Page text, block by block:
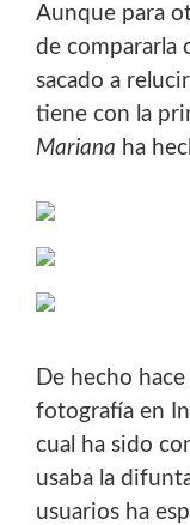
Aunque para
de compararla
sacado a
tiene con la
Mariana ha
De hecho
fotografía en
cual ha sido
usaba la
usuarios ha